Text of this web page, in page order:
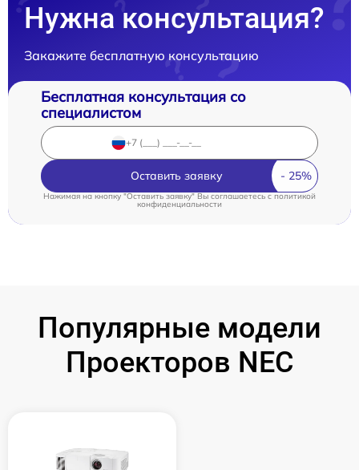
Нужна консультация?
Закажите бесплатную консультацию
Бесплатная консультация со
специалистом
Оставить заявку
Нажимая на кнопку "Оставить заявку" Вы соглашаетесь cполитикой
конфиденциальности
Популярные модели
Проекторов NEC